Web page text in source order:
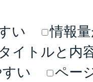
い
情報
タイトルと内
い
ペー